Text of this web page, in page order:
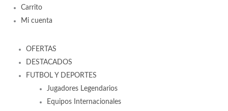
Carrito
Mi cuenta
OFERTAS
DESTACADOS
FUTBOL Y DEPORTES
Jugadores Legendarios
Equipos Internacionales